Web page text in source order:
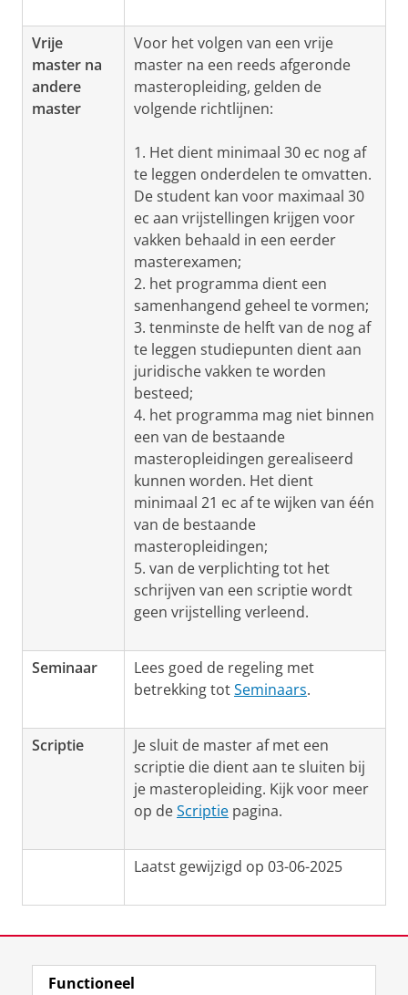
Vrije
master na
andere
master
Voor het volgen van een vrije
master na een reeds afgeronde
masteropleiding, gelden de
volgende richtlijnen:
1. Het dient minimaal 30 ec nog af
te leggen onderdelen te omvatten.
De student kan voor maximaal 30
ec aan vrijstellingen krijgen voor
vakken behaald in een eerder
masterexamen;
2. het programma dient een
samenhangend geheel te vormen;
3. tenminste de helft van de nog af
te leggen studiepunten dient aan
juridische vakken te worden
besteed;
4. het programma mag niet binnen
een van de bestaande
masteropleidingen gerealiseerd
kunnen worden. Het dient
minimaal 21 ec af te wijken van één
van de bestaande
masteropleidingen;
5. van de verplichting tot het
schrijven van een scriptie wordt
geen vrijstelling verleend.
Seminaar
Lees goed de regeling met
betrekking totSeminaars.
Scriptie
Je sluit de master af met een
scriptie die dient aan te sluiten bij
je masteropleiding. Kijk voor meer
op deScriptie pagina.
Laatst gewijzigd op 03-06-2025
View this page in:English
Functioneel